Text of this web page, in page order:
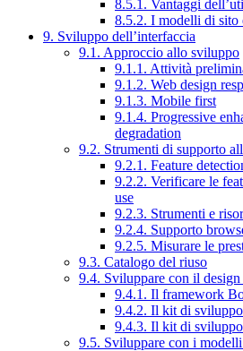
8.5.1. Vantaggi
8.5.2. I modelli di sito
9. Sviluppo dell’interfaccia
9.1. Approccio allo sviluppo
9.1.1. Attività
9.1.2. Web design
9.1.3. Mobile first
9.1.4. Progressive
degradation
9.2. Strumenti di supporto
9.2.1. Feature
9.2.2. Verificare le
use
9.2.3. Strumenti e
9.2.4. Supporto
9.2.5. Misurare le
9.3. Catalogo del riuso
9.4. Sviluppare con il design
9.4.1. Il framework
9.4.2. Il kit di
9.4.3. Il kit di
9.5. Sviluppare con i